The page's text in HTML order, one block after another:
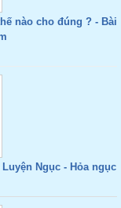
nào cho đúng ? - Bài
Ngục - Hỏa ngục